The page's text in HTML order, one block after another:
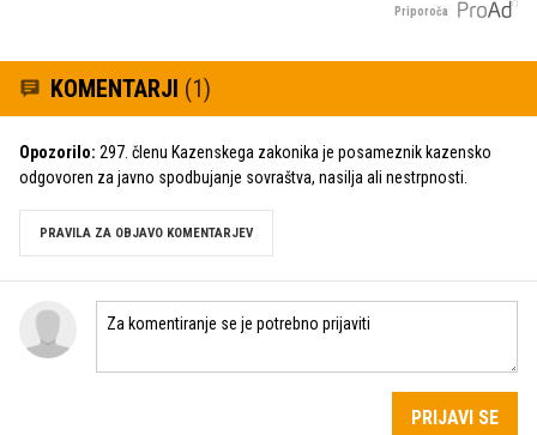
Priporoča
KOMENTARJI (1)
Opozorilo: 297. členu Kazenskega zakonika je posameznik kazensko
odgovoren za javno spodbujanje sovraštva, nasilja ali nestrpnosti.
PRAVILA ZA OBJAVO KOMENTARJEV
PRIJAVI SE